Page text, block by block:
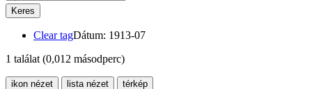
Keres
Clear tagDátum: 1913-07
1 találat (0,012 másodperc)
ikon nézet lista nézet térkép